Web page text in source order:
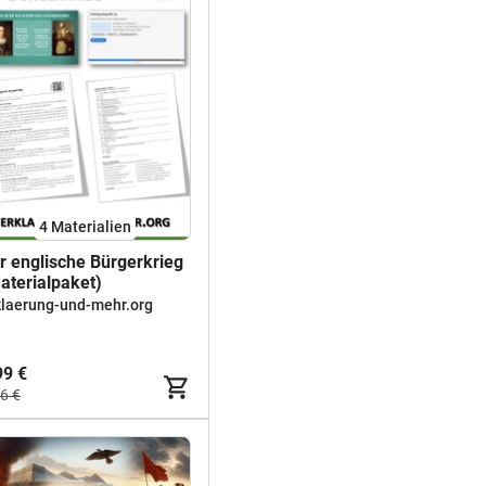
4 Materialien
englische Bürgerkrieg
und-mehr.org
€
€